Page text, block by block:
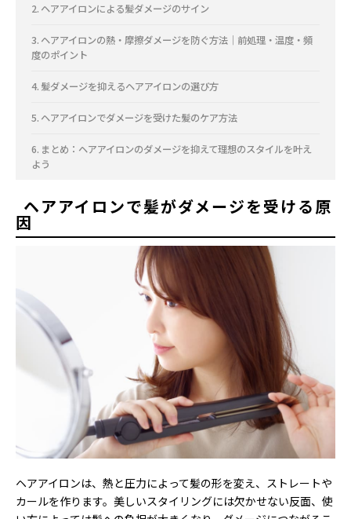
ヘアアイロンによる髪ダメージのサイン
ヘアアイロンの熱・摩擦ダメージを防ぐ方法｜前処理・温度・頻
度のポイント
髪ダメージを抑えるヘアアイロンの選び方
ヘアアイロンでダメージを受けた髪のケア方法
まとめ：ヘアアイロンのダメージを抑えて理想のスタイルを叶え
よう
ヘアアイロンで髪がダメージを受ける原
因
ヘアアイロンは、熱と圧力によって髪の形を変え、ストレートや
カールを作ります。美しいスタイリングには欠かせない反面、使